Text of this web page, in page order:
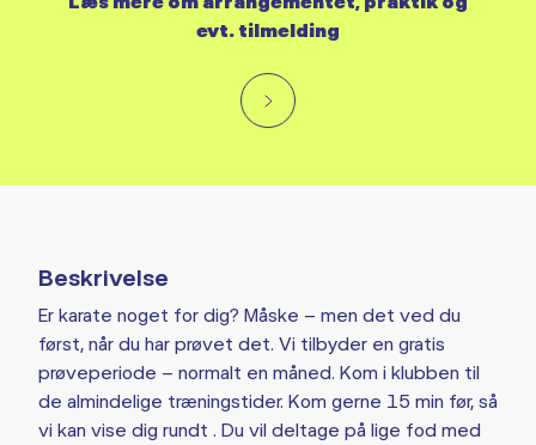
Beskrivelse
Er karate noget for dig? Måske – men det ved du
først, når du har prøvet det. Vi tilbyder en gratis
prøveperiode – normalt en måned. Kom i klubben til
de almindelige træningstider. Kom gerne 15 min før, så
vi kan vise dig rundt . Du vil deltage på lige fod med
evt. tilmelding